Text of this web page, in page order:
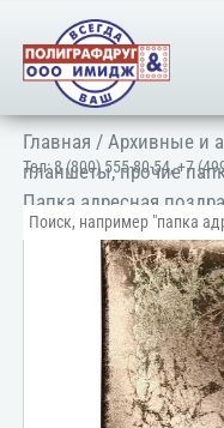
Тел:8 (800) 555-80-54,+7
Главная /Архивные и
планшеты, прочие
Папка адресная